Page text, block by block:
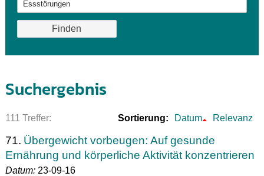
Suchergebnis
111 Treffer: Sortierung: Datum Relevanz
71. Übergewicht vorbeugen: Auf gesunde
Ernährung und körperliche Aktivität konzentrieren
Datum:23-09-16